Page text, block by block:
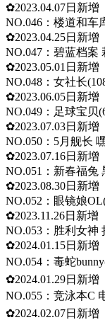
✿2023.04.07日新增
NO.046：楼道和车
✿2023.04.25日新增
NO.047：碧蓝档案
✿2023.05.01日新增
NO.048：女社长
✿2023.06.05日新增
NO.049：足球宝贝
✿2023.07.03日新增
NO.050：5月舰长
✿2023.07.16日新增
NO.051：新春福兔
✿2023.08.30日新增
NO.052：眼镜娘
✿2023.11.26日新增
NO.053：胜利女神
✿2024.01.15日新增
NO.054：毒蛇
✿2024.01.29日新增
NO.055：竞泳本C
✿2024.02.07日新增